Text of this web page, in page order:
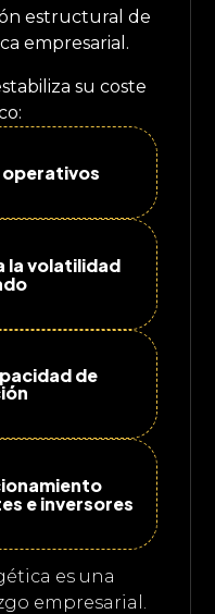
estructural de
empresarial.
su coste
operativos
la volatilidad
de
e inversores
es una
empresarial.